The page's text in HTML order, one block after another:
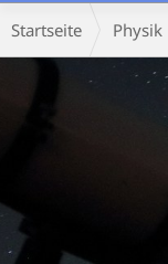
Hauptinhalt
Breadcrumb-
Navigation
Startseite Physik